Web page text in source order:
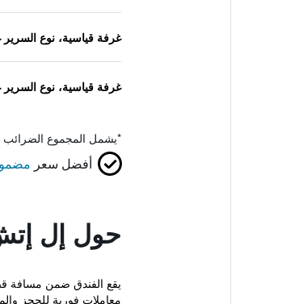
غرفة قياسية، نوع
غرفة قياسية، نوع
*يشمل المجموع الضرائب
أفضل سعر
حول إل
معاملات فورية للحجز